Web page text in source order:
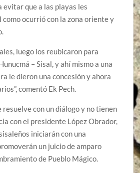
evitar que a las playas les
como ocurrió con la zona oriente y
luego los reubicaron para
– Sisal, y ahí mismo a una
le dieron una concesión y ahora
comentó Ek Pech.
resuelve con un diálogo y no tienen
con el presidente López Obrador,
iniciarán con una
un juicio de amparo
de Pueblo Mágico.